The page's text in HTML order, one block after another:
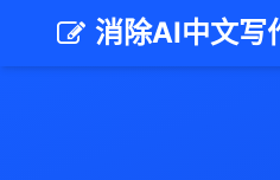
消除AI中文写